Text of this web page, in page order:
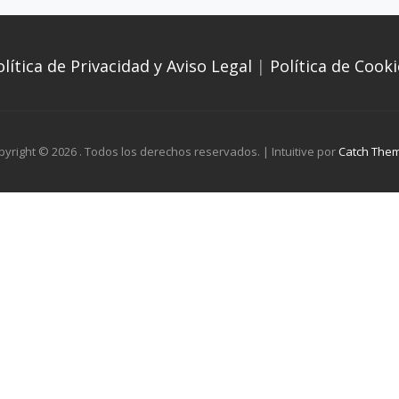
de Privacidad y Aviso Legal | Política de
© 2026 . Todos los derechos reservados. | Intuitive porCatch